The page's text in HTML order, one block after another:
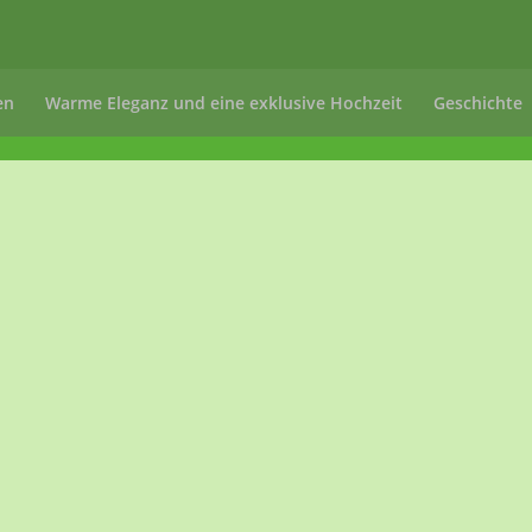
Warme Eleganz und eine exklusive Hochzeit Geschichte